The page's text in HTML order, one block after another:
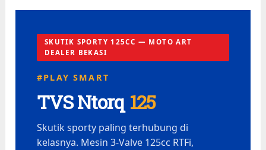
SKUTIK SPORTY 125CC — MOTO ART
DEALER BEKASI
#PLAY SMART
TVS Ntorq 125
Skutik sporty paling terhubung di
kelasnya. Mesin 3-Valve 125cc RTFi,